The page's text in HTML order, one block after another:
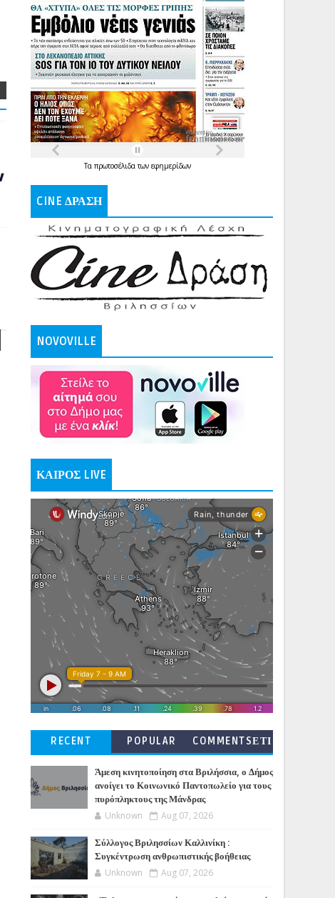
Τα πρωτοσέλιδατων εφημερίδων
CINE ΔΡΑΣΗ
NOVOVILLE
ΚΑΙΡΟΣ LIVE
RECENT POPULAR
COMMENTSΕΤΙ
Άμεση κινητοποίηση στα Βριλήσσια, ο Δήμος
ανοίγει το Κοινωνικό Παντοπωλείο για τους
πυρόπληκτους της Μάνδρας
Unknown Aug 07, 2026
Σύλλογος Βριλησσίων Καλλινίκη :
Συγκέντρωση ανθρωπιστικής βοήθειας
Unknown Aug 07, 2026